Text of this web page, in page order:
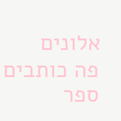
אלונים
פה
ספר